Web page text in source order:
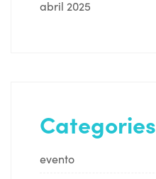
abril 2025
Categories
evento